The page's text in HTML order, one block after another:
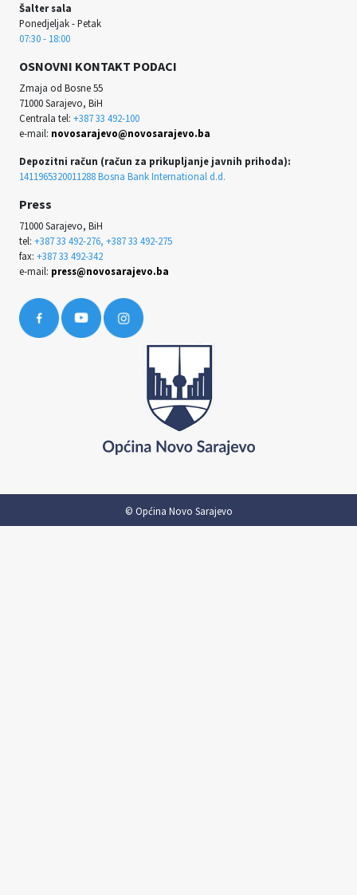
Šalter sala
Ponedjeljak - Petak
07:30 - 18:00
OSNOVNI KONTAKT PODACI
Zmaja od Bosne 55
71000 Sarajevo, BiH
Centrala tel: +387 33 492-100
e-mail: novosarajevo@novosarajevo.ba
Depozitni račun (račun za prikupljanje javnih prihoda):
1411965320011288 Bosna Bank International d.d.
Press
71000 Sarajevo, BiH
tel: +387 33 492-276, +387 33 492-275
fax: +387 33 492-342
e-mail: press@novosarajevo.ba
© Općina Novo Sarajevo